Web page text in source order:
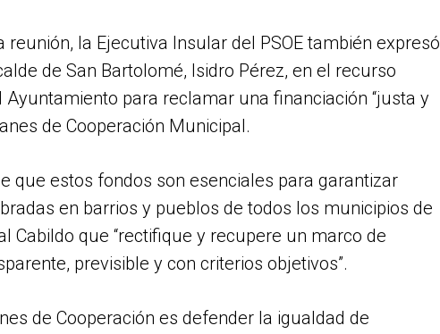
reunión, la Ejecutiva Insular del PSOE también expresó
de San Bartolomé, Isidro Pérez, en el recurso
para reclamar una financiación “justa y
de Cooperación Municipal.
que estos fondos son esenciales para garantizar
en barrios y pueblos de todos los municipios de
Cabildo que “rectifique y recupere un marco de
previsible y con criterios objetivos”.
de Cooperación es defender la igualdad de